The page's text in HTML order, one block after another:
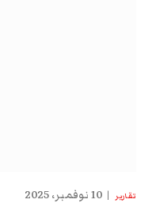
تقارير 10 نوفمبر، 2025